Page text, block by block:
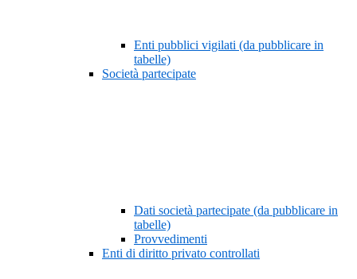
Enti pubblici vigilati (da pubblicare in
tabelle)
Società partecipate
Dati società partecipate (da pubblicare in
tabelle)
Provvedimenti
Enti di diritto privato controllati